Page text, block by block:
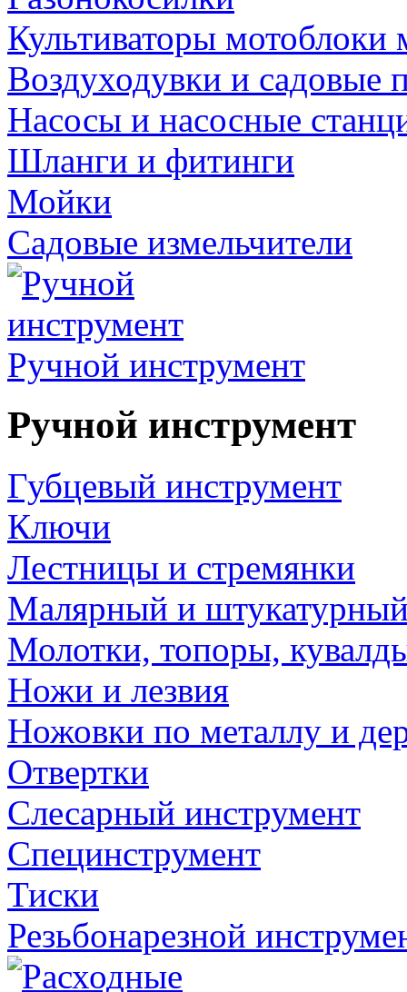
Культиваторы мотоблоки
Воздуходувки и садовые
Насосы и насосные
Шланги и фитинги
Мойки
Садовые измельчители
Ручной инструмент
Ручной инструмент
Губцевый инструмент
Ключи
Лестницы и стремянки
Малярный и
Молотки, топоры,
Ножи и лезвия
Ножовки по металлу и
Отвертки
Слесарный инструмент
Специнструмент
Тиски
Резьбонарезной